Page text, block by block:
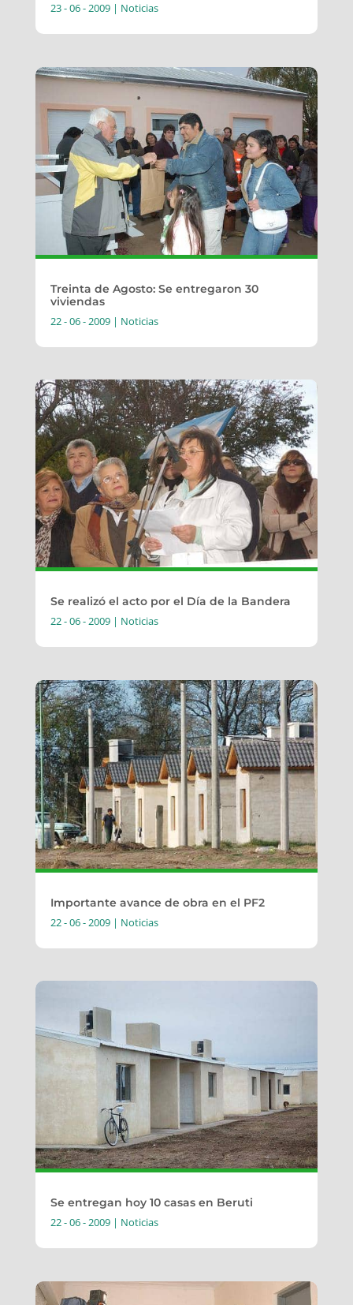
23 - 06 - 2009| Noticias
Treinta de Agosto: Se entregaron 30
viviendas
22 - 06 - 2009| Noticias
Se realizó el acto por el Día de la Bandera
22 - 06 - 2009| Noticias
Importante avance de obra en el PF2
22 - 06 - 2009| Noticias
Se entregan hoy 10 casas en Beruti
22 - 06 - 2009| Noticias